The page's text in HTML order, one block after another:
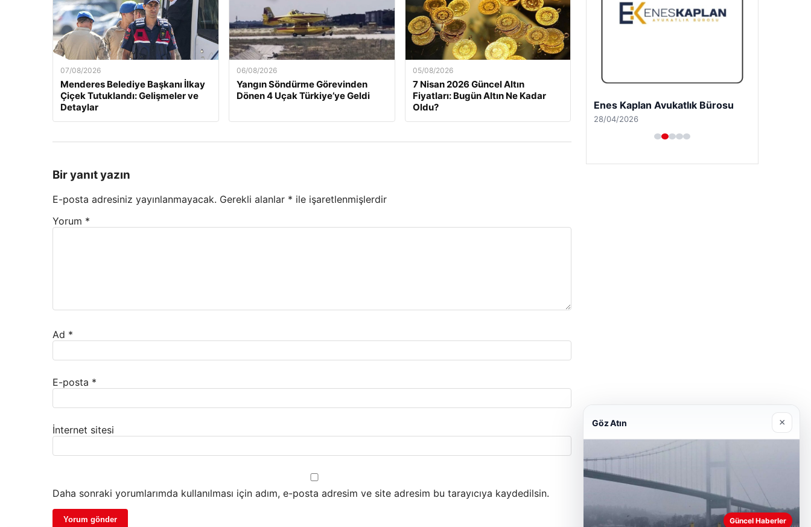
07/08/2026
Menderes Belediye Başkanı İlkay
Çiçek Tutuklandı: Gelişmeler ve
Detaylar
06/08/2026
Yangın Söndürme Görevinden
Dönen 4 Uçak Türkiye’ye Geldi
05/08/2026
7 Nisan 2026 Güncel Altın
Fiyatları: Bugün Altın Ne Kadar
Oldu?
Bir yanıt yazın
E-posta adresiniz yayınlanmayacak. Gerekli alanlar * ile işaretlenmişlerdir
Yorum *
Ad *
E-posta *
İnternet sitesi
Daha sonraki yorumlarımda kullanılması için adım, e-posta adresim ve site adresim bu tarayıcıya kaydedilsin.
Enes Kaplan Avukatlık Bürosu
28/04/2026
Göz Atın ×
Güncel Haberler